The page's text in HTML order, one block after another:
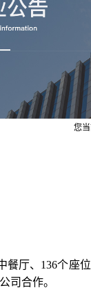
您当
厅、136个座
司合作。